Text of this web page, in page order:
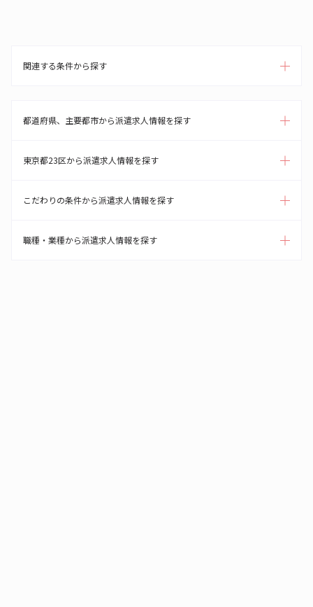
関連する条件から探す
都道府県、主要都市から派遣求人情報を探す
東京都23区から派遣求人情報を探す
こだわりの条件から派遣求人情報を探す
職種・業種から派遣求人情報を探す